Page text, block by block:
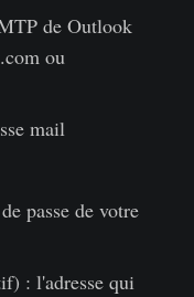
de Outlook
ou
mail
passe de votre
: l'adresse qui